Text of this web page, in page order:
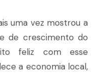
uma vez mostrou a
de crescimento do
feliz com esse
a economia local,